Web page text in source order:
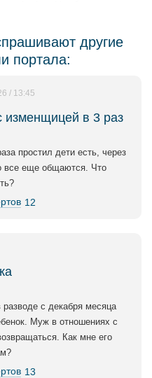
другие
портала:
изменщицей в 3 раз
/ 13:45
простил дети есть, через
все еще общаются. Что
12
с декабря месяца
Муж в отношениях с
Как мне его
13